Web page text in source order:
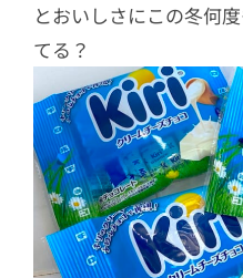
とおいしさにこの冬何
てる？